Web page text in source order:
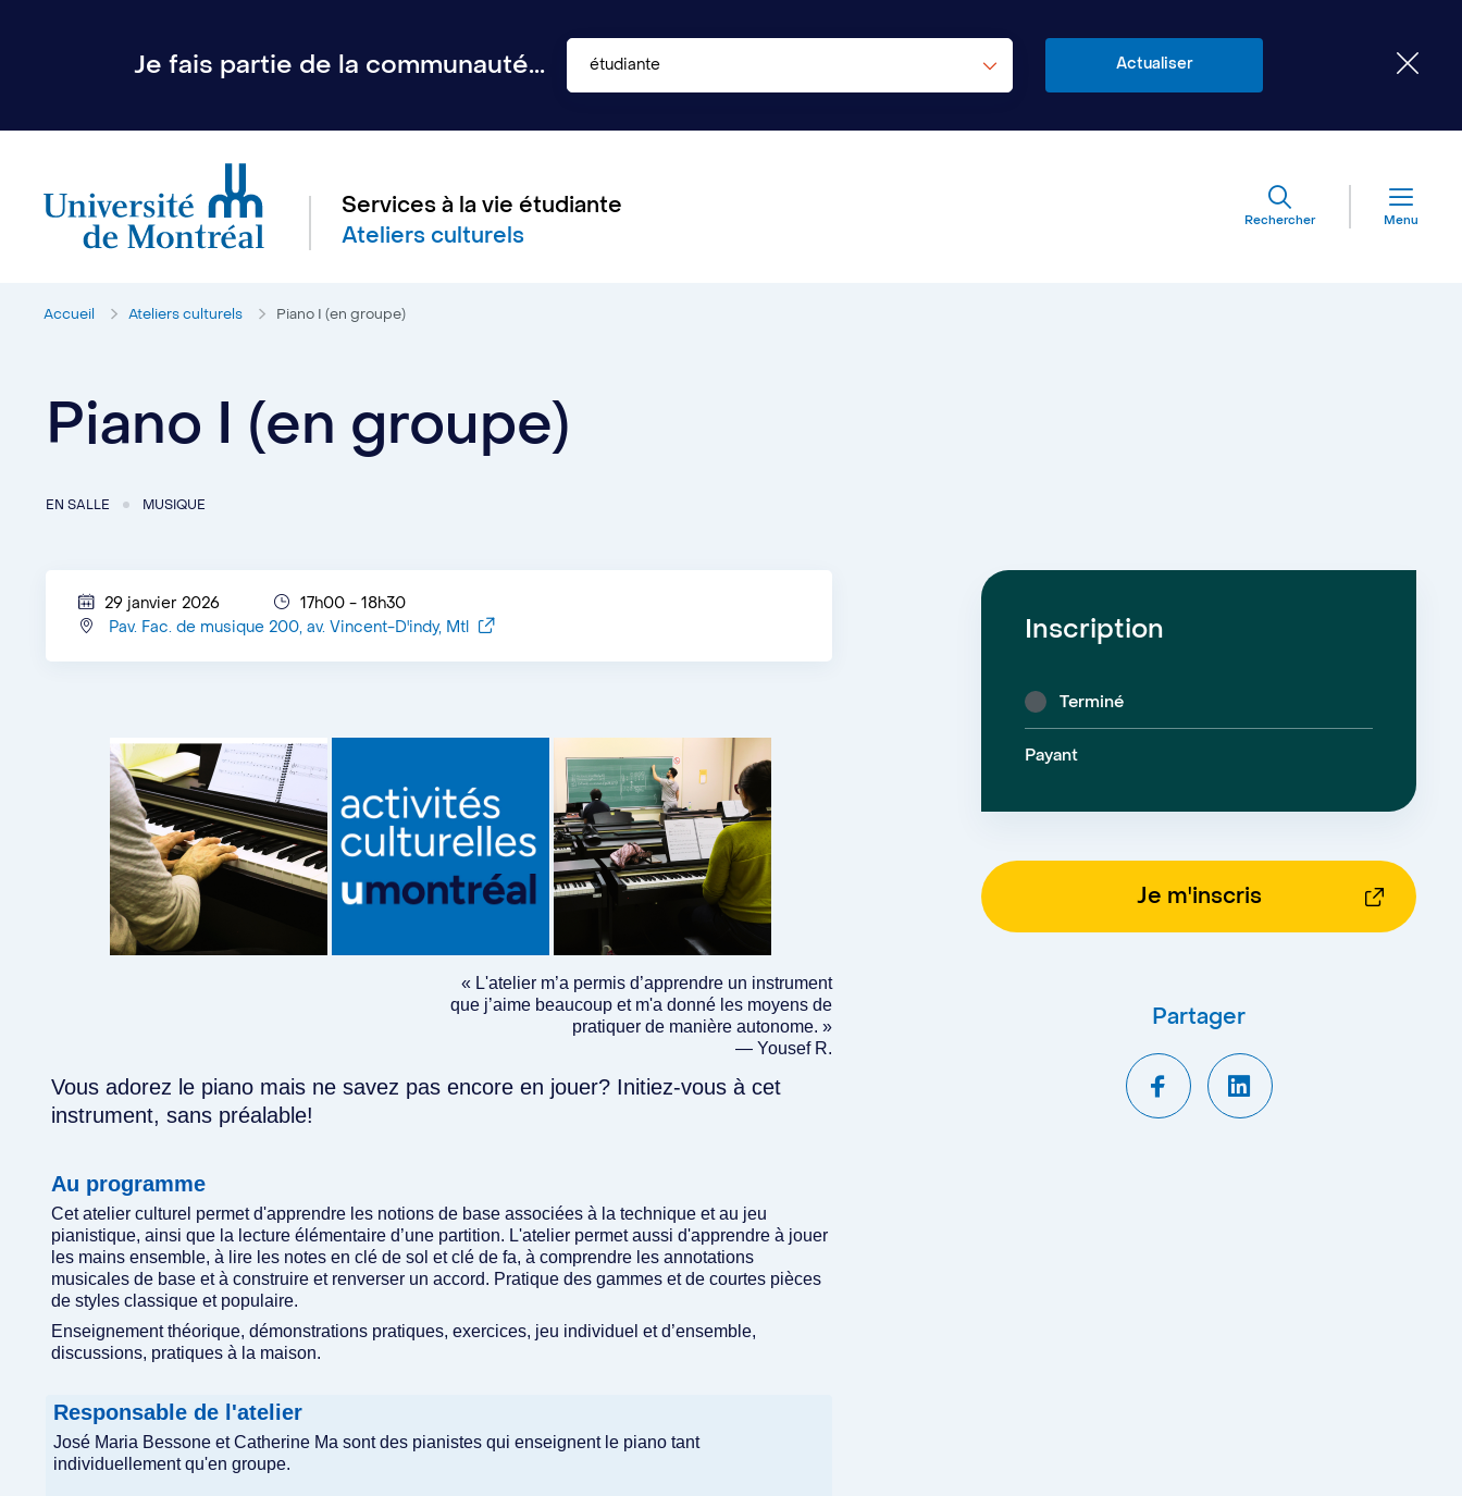
Je fais partie de la communauté... étudiante
Services à la vie étudiante
Ateliers culturels
Rechercher Menu
Accueil Ateliers culturels Piano I (en groupe)
Piano I (en groupe)
EN SALLE MUSIQUE
29 janvier 2026
17h00 - 18h30
Pav. Fac. de musique 200, av. Vincent-D'indy, Mtl
« L'atelier m’a permis d’apprendre un instrument
que j’aime beaucoup et m'a donné les moyens de
pratiquer de manière autonome. »
— Yousef R.
Vous adorez le piano mais ne savez pas encore en jouer? Initiez-vous à cet
instrument, sans préalable!
Au programme
Cet atelier culturel permet d'apprendre les notions de base associées à la technique et au jeu
pianistique, ainsi que la lecture élémentaire d’une partition. L'atelier permet aussi d'apprendre à jouer
les mains ensemble, à lire les notes en clé de sol et clé de fa, à comprendre les annotations
musicales de base et à construire et renverser un accord. Pratique des gammes et de courtes pièces
de styles classique et populaire.
Enseignement théorique, démonstrations pratiques, exercices, jeu individuel et d’ensemble,
discussions, pratiques à la maison.
Responsable de l'atelier
José Maria Bessone et Catherine Ma sont des pianistes qui enseignent le piano tant
individuellement qu'en groupe.
Inscription
Terminé
Payant
Je m'inscris
Partager